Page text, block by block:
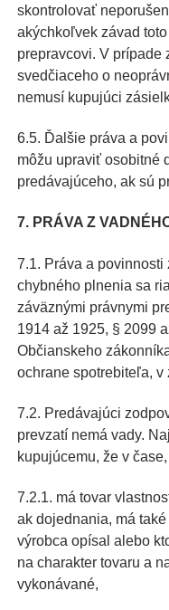
skontrolovať
akýchkoľvek závad
prepravcovi. V prípade
svedčiaceho o
nemusí kupujúci
6.5. Ďalšie práva a
môžu upraviť osobitné
predávajúceho, ak sú
7. PRÁVA Z
7.1. Práva a
chybného plnenia sa
záväznými právnymi
1914 až 1925, § 2099
Občianskeho
ochrane spotrebiteľa,
7.2. Predávajúci
prevzatí nemá vady.
kupujúcemu, že v
7.2.1. má tovar
ak dojednania, má
výrobca opísal alebo
na charakter tovaru a
vykonávané,